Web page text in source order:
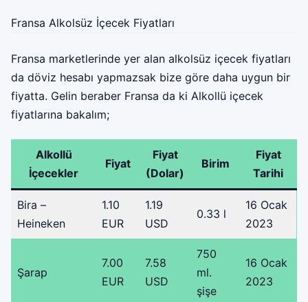
Fransa Alkolsüz İçecek Fiyatları
Fransa marketlerinde yer alan alkolsüz içecek fiyatları
da döviz hesabı yapmazsak bize göre daha uygun bir
fiyatta. Gelin beraber Fransa da ki Alkollü içecek
fiyatlarına bakalım;
Alkollü
İçecekler
Fiyat
Fiyat
(Dolar)
Birim
Fiyat
Tarihi
Bira –
Heineken
1.10
EUR
1.19
USD
0.33 l
16 Ocak
2023
Şarap
7.00
EUR
7.58
USD
750
ml.
şişe
16 Ocak
2023